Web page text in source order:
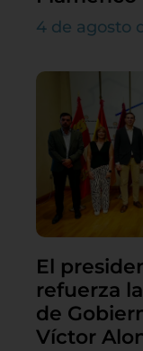
4 de agosto
El
refuerza
de
Víctor